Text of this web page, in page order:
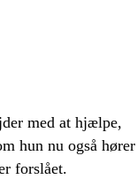
med at hjælpe,
hun nu også hører
forslået.